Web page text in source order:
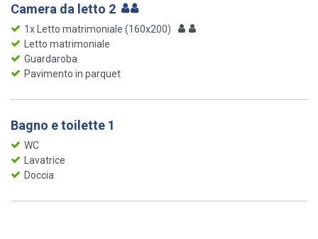
Camera da letto 2
1x Letto matrimoniale (160x200)
Letto matrimoniale
Guardaroba
Pavimento in parquet
Bagno e toilette 1
WC
Lavatrice
Doccia